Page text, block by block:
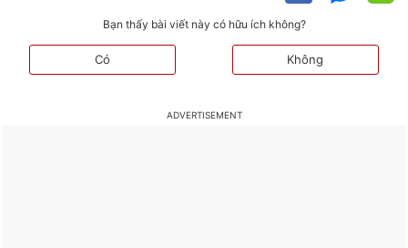
Bạn thấy bài viết này có hữu ích không?
Có Không